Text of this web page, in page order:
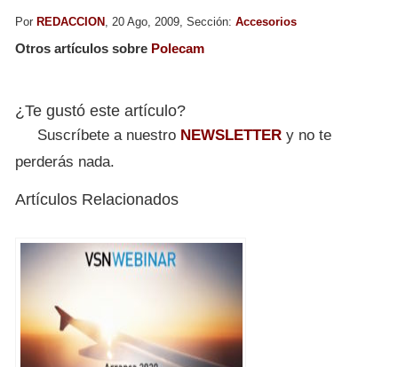
Por REDACCION , 20 Ago, 2009, Sección: Accesorios
Otros artículos sobre Polecam
¿Te gustó este artículo?
Suscríbete a nuestro NEWSLETTER y no te
perderás nada.
Artículos Relacionados